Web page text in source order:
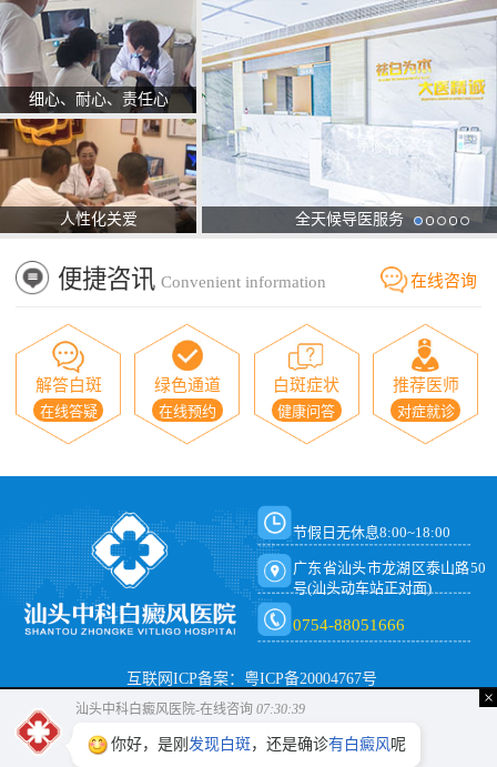
细心、耐心、责任心
人性化关爱 全天候导医服务
便捷咨讯 Convenient information 在线咨询
解答白斑
在线答疑
绿色通道
在线预约
白斑症状
健康问答
推荐医师
对症就诊
节假日无休息8:00~18:00
广东省汕头市龙湖区泰山路50
号(汕头动车站正对面)
0754-88051666
互联网ICP备案：粤ICP备20004767号
×
汕头中科白癜风医院-在线咨询 07:30:40
你好，是刚 发现白斑 ，还是确诊有白癜风